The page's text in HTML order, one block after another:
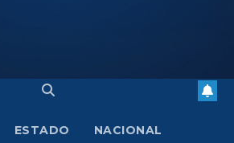
ESTADO NACIONAL